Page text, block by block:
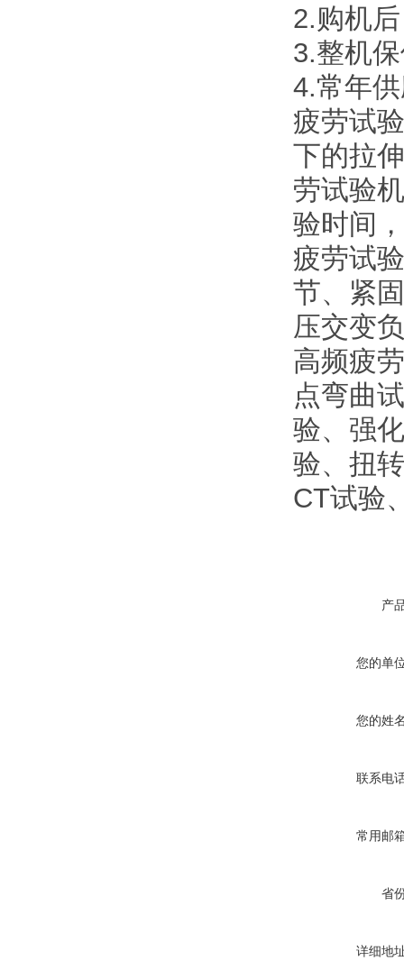
2.购机
3.整机
4.常年
疲劳试
下的拉
劳试验
验时间
疲劳试
节、紧
压交变
高频疲
点弯曲
验、强
验、扭
CT试验
产
您的单
您的姓
联系电
常用邮
省
详细地